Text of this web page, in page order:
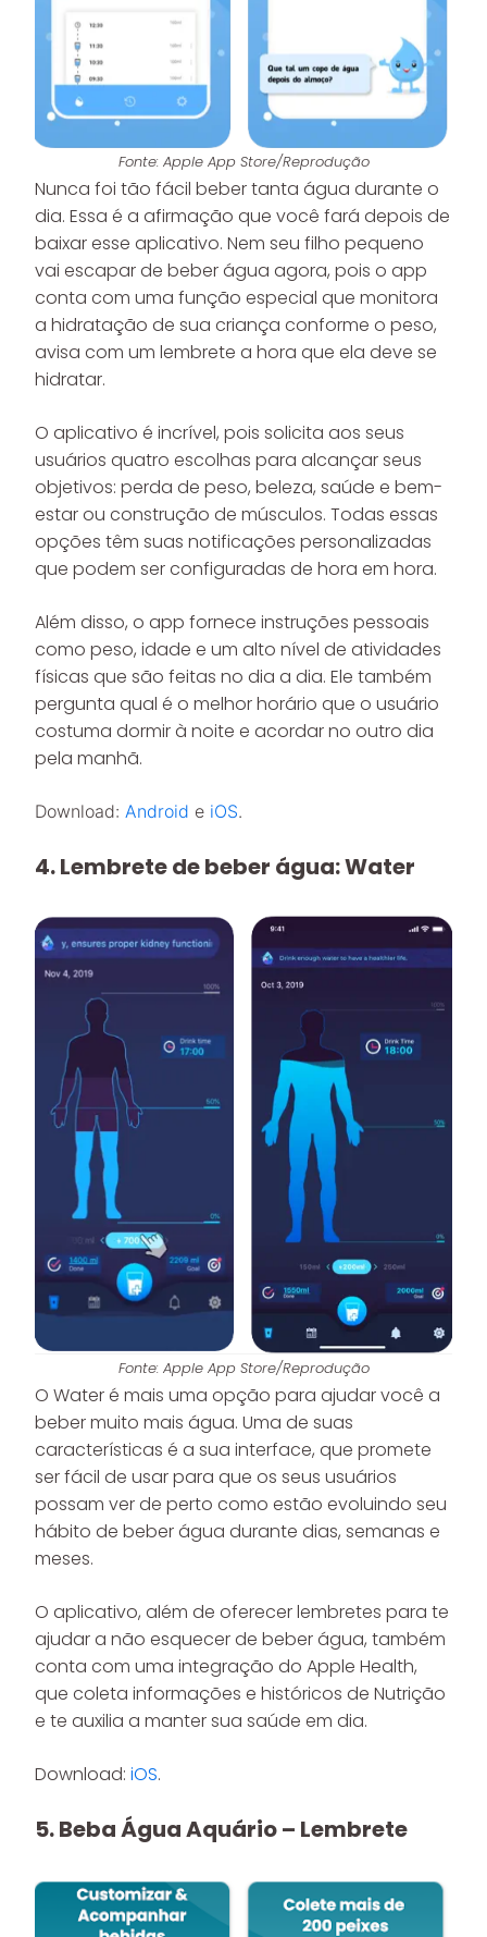
Fonte: Apple App Store/Reprodução
Nunca foi tão fácil beber tanta água durante o
dia. Essa é a afirmação que você fará depois de
baixar esse aplicativo. Nem seu filho pequeno
vai escapar de beber água agora, pois o app
conta com uma função especial que monitora
a hidratação de sua criança conforme o peso,
avisa com um lembrete a hora que ela deve se
hidratar.
O aplicativo é incrível, pois solicita aos seus
usuários quatro escolhas para alcançar seus
objetivos: perda de peso, beleza, saúde e bem-
estar ou construção de músculos. Todas essas
opções têm suas notificações personalizadas
que podem ser configuradas de hora em hora.
Além disso, o app fornece instruções pessoais
como peso, idade e um alto nível de atividades
físicas que são feitas no dia a dia. Ele também
pergunta qual é o melhor horário que o usuário
costuma dormir à noite e acordar no outro dia
pela manhã.
Download: Android e iOS.
4. Lembrete de beber água: Water
Fonte: Apple App Store/Reprodução
O Water é mais uma opção para ajudar você a
beber muito mais água. Uma de suas
características é a sua interface, que promete
ser fácil de usar para que os seus usuários
possam ver de perto como estão evoluindo seu
hábito de beber água durante dias, semanas e
meses.
O aplicativo, além de oferecer lembretes para te
ajudar a não esquecer de beber água, também
conta com uma integração do Apple Health,
que coleta informações e históricos de Nutrição
e te auxilia a manter sua saúde em dia.
Download: iOS.
5. Beba Água Aquário – Lembrete